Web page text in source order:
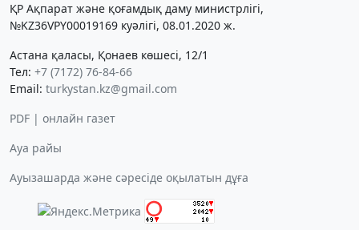
ҚР Ақпарат және қоғамдық даму министрлігі,
№KZ36VPY00019169 куәлігі, 08.01.2020 ж.
Астана қаласы, Қонаев көшесі, 12/1
Тел: +7 (7172) 76-84-66
Email: turkystan.kz@gmail.com
PDF | онлайн газет
Ауа райы
Ауызашарда және сәресіде оқылатын дұға